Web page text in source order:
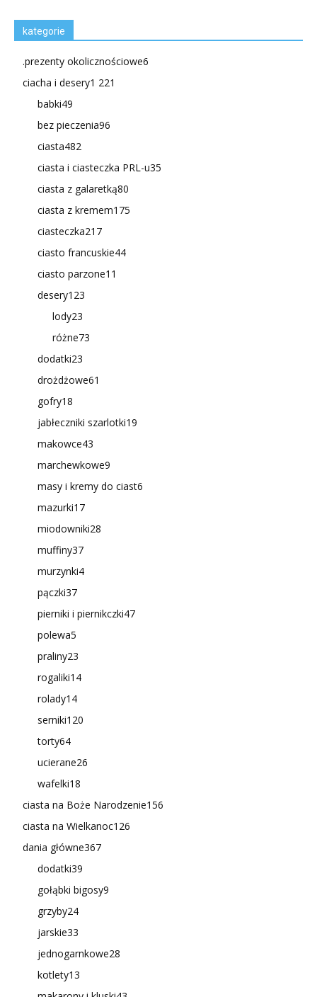
kategorie
.prezenty okolicznościowe6
ciacha i desery1 221
babki49
bez pieczenia96
ciasta482
ciasta i ciasteczka PRL-u35
ciasta z galaretką80
ciasta z kremem175
ciasteczka217
ciasto francuskie44
ciasto parzone11
desery123
lody23
różne73
dodatki23
drożdżowe61
gofry18
jabłeczniki szarlotki19
makowce43
marchewkowe9
masy i kremy do ciast6
mazurki17
miodowniki28
muffiny37
murzynki4
pączki37
pierniki i piernikczki47
polewa5
praliny23
rogaliki14
rolady14
serniki120
torty64
ucierane26
wafelki18
ciasta na Boże Narodzenie156
ciasta na Wielkanoc126
dania główne367
dodatki39
gołąbki bigosy9
grzyby24
jarskie33
jednogarnkowe28
kotlety13